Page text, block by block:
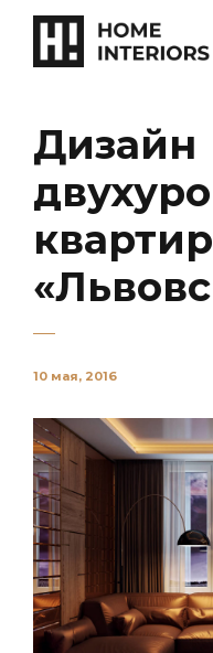
Дизайн
10 мая, 2016